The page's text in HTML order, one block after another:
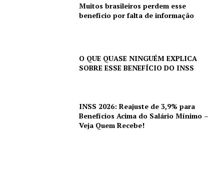
Muitos brasileiros perdem esse
benefício por falta de informação
O QUE QUASE NINGUÉM EXPLICA
SOBRE ESSE BENEFÍCIO DO INSS
INSS 2026: Reajuste de 3,9% para
Benefícios Acima do Salário Mínimo –
Veja Quem Recebe!